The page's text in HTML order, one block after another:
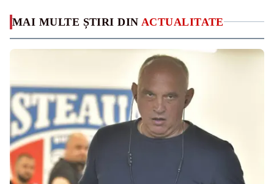
MAI MULTE ȘTIRI DIN ACTUALITATE